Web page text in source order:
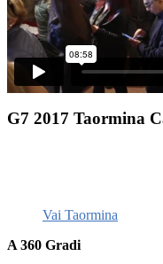
G7 2017 Taormina
Vai Taormina
A 360 Gradi